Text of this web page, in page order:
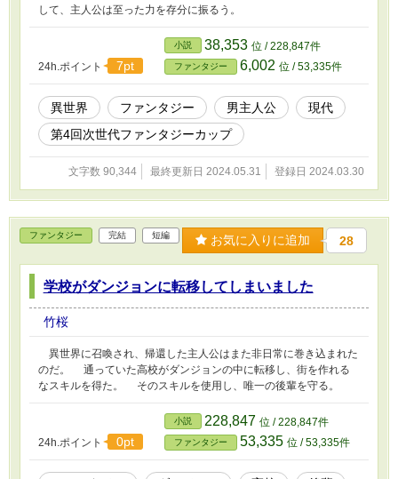
して、主人公は至った力を存分に振るう。
24h.ポイント 7pt
小説 38,353 位 / 228,847件
ファンタジー 6,002 位 / 53,335件
異世界 ファンタジー 男主人公
現代
第4回次世代ファンタジーカップ
文字数 90,344 最終更新日 2024.05.31 登録日 2024.03.30
ファンタジー 完結 短編 お気に入りに追加 28
学校がダンジョンに転移してしまいました
竹桜
異世界に召喚され、帰還した主人公はまた非日常に巻き込まれた
のだ。 通っていた高校がダンジョンの中に転移し、街を作れる
なスキルを得た。 そのスキルを使用し、唯一の後輩を守る。
24h.ポイント 0pt
小説 228,847 位 / 228,847件
ファンタジー 53,335 位 / 53,335件